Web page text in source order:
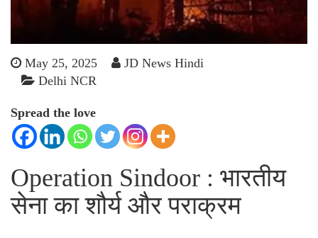
May 25, 2025
JD News Hindi
Delhi NCR
Spread the love
Operation Sindoor : भारतीय
सेना का शौर्य और पराक्रम